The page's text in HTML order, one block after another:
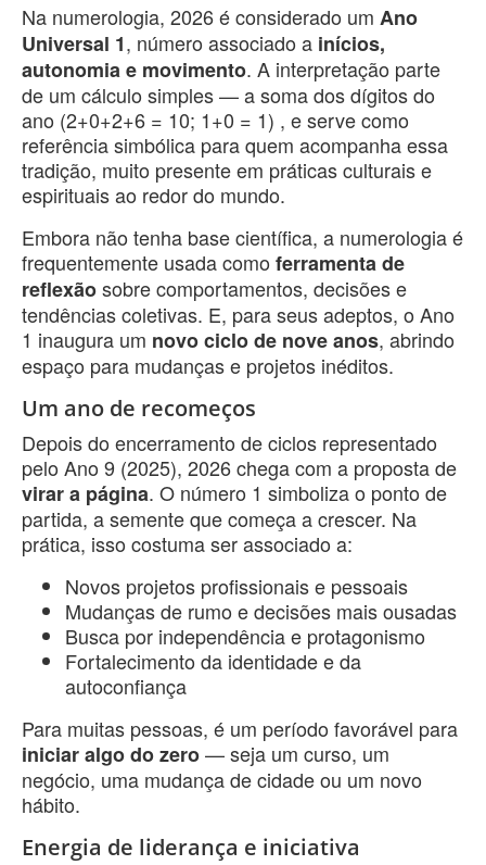
Na numerologia, 2026 é considerado um Ano
Universal 1, número associado a inícios,
autonomia e movimento. A interpretação parte
de um cálculo simples — a soma dos dígitos do
ano (2+0+2+6 = 10; 1+0 = 1) , e serve como
referência simbólica para quem acompanha essa
tradição, muito presente em práticas culturais e
espirituais ao redor do mundo.
Embora não tenha base científica, a numerologia é
frequentemente usada como ferramenta de
reflexãosobre comportamentos, decisões e
tendências coletivas. E, para seus adeptos, o Ano
1 inaugura um novo ciclo de nove anos, abrindo
espaço para mudanças e projetos inéditos.
Um ano de recomeços
Depois do encerramento de ciclos representado
pelo Ano 9 (2025), 2026 chega com a proposta de
virar a página. O número 1 simboliza o ponto de
partida, a semente que começa a crescer. Na
prática, isso costuma ser associado a:
Novos projetos profissionais e pessoais
Mudanças de rumo e decisões mais ousadas
Busca por independência e protagonismo
Fortalecimento da identidade e da
autoconfiança
Para muitas pessoas, é um período favorável para
iniciar algo do zero— seja um curso, um
negócio, uma mudança de cidade ou um novo
hábito.
Energia de liderança e iniciativa